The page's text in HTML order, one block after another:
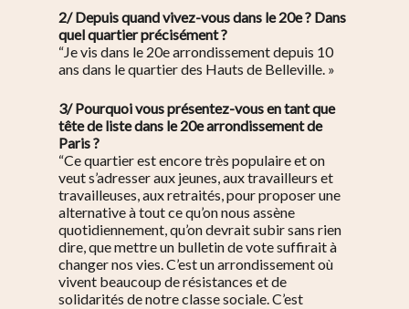
2/ Depuis quand vivez-vous dans le 20e ? Dans
quel quartier précisément ?
“Je vis dans le 20e arrondissement depuis 10
ans dans le quartier des Hauts de Belleville. »
3/ Pourquoi vous présentez-vous en tant que
tête de liste dans le 20e arrondissement de
Paris ?
“Ce quartier est encore très populaire et on
veut s’adresser aux jeunes, aux travailleurs et
travailleuses, aux retraités, pour proposer une
alternative à tout ce qu’on nous assène
quotidiennement, qu’on devrait subir sans rien
dire, que mettre un bulletin de vote suffirait à
changer nos vies. C’est un arrondissement où
vivent beaucoup de résistances et de
solidarités de notre classe sociale. C’est